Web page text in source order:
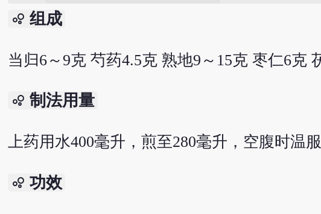
bubble_chart 组成
当归6～9克 芍药4.5克 熟地9～15克 枣仁6克
bubble_chart 制法用量
上药用水400毫升，煎至280毫升，空腹时温服
bubble_chart 功效